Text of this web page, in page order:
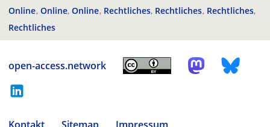
Online Online Online Rechtliches Rechtliches Rechtliches
Rechtliches
open-access.network